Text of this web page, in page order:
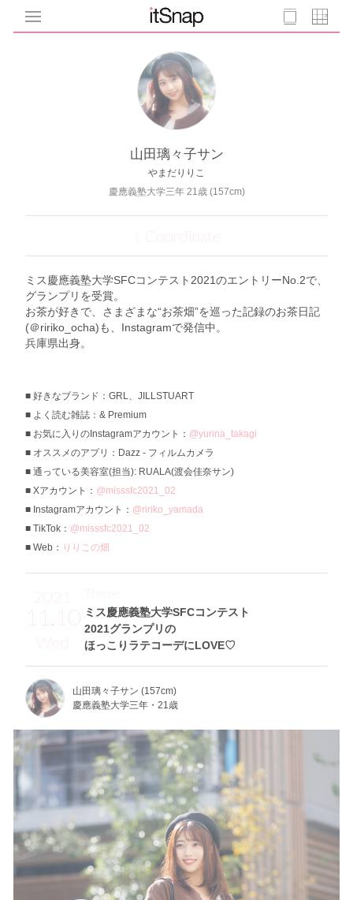
山田璃々子サン
やまだりりこ
慶應義塾大学三年 21歳 (157cm)
1 Coordinate
ミス慶應義塾大学SFCコンテスト2021のエントリーNo.2で、
グランプリを受賞。
お茶が好きで、さまざまな“お茶畑”を巡った記録のお茶日記
(＠ririko_ocha)も、Instagramで発信中。
兵庫県出身。
好きなブランド：GRL、JILLSTUART
よく読む雑誌：& Premium
お気に入りのInstagramアカウント： @yurina_takagi
オススメのアプリ：Dazz - フィルムカメラ
通っている美容室(担当): RUALA(渡会佳奈サン)
Xアカウント： @misssfc2021_02
Instagramアカウント： @ririko_yamada
TikTok： @misssfc2021_02
Web： りりこの畑
11.10
Wed
ミス慶應義塾大学SFCコンテスト
2021グランプリの
ほっこりラテコーデにLOVE♡
Theme
山田璃々子サン (157cm)
慶應義塾大学三年・21歳